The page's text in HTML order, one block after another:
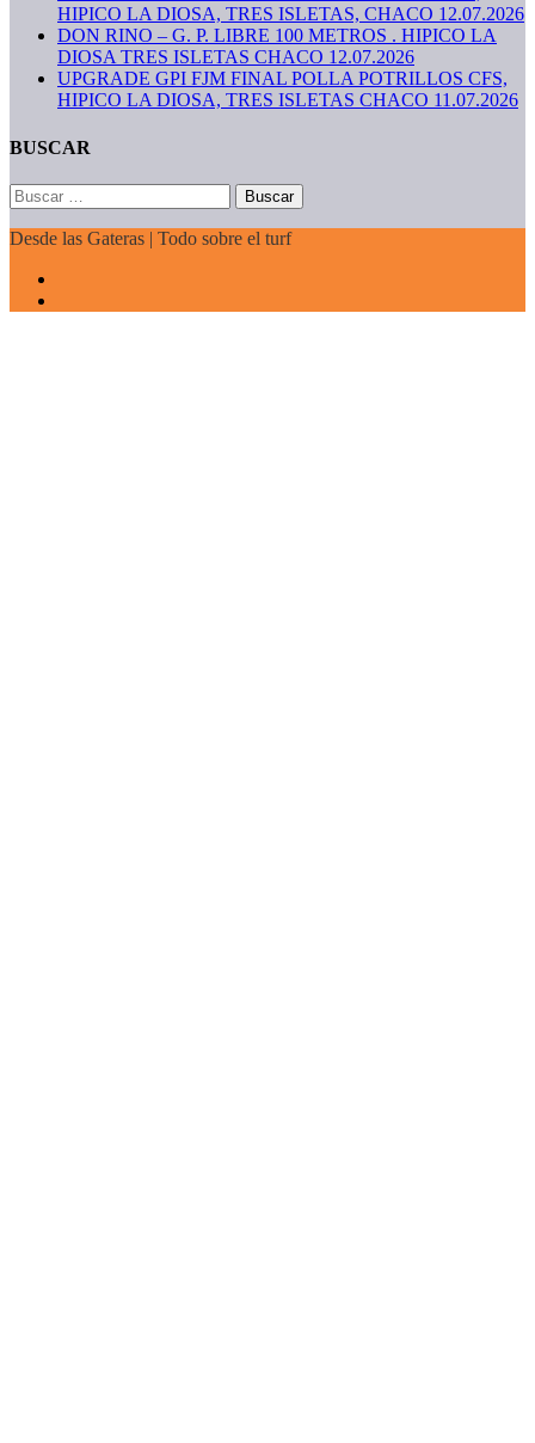
HIPICO LA DIOSA, TRES ISLETAS, CHACO 12.07.2026
DON RINO – G. P. LIBRE 100 METROS . HIPICO LA
DIOSA TRES ISLETAS CHACO 12.07.2026
UPGRADE GPI FJM FINAL POLLA POTRILLOS CFS,
HIPICO LA DIOSA, TRES ISLETAS CHACO 11.07.2026
BUSCAR
Buscar:
Desde las Gateras | Todo sobre el turf